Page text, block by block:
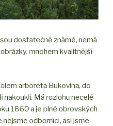
dostatečně známé, nemá
mnohem kvalitnější
arboreta Bukovina, do
nakoukli. Má rozlohu necelé
1860 a je plné obrovských
odborníci, asi jsme